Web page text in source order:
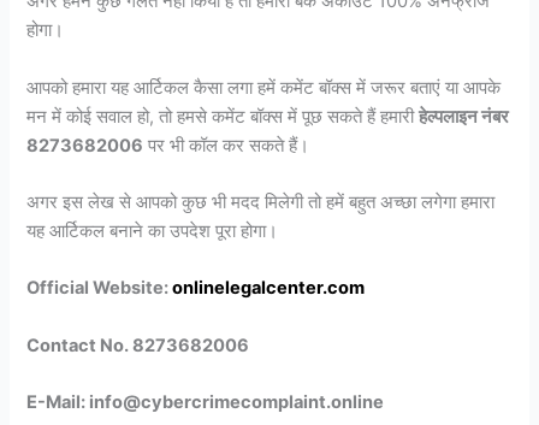
होगा।
आपको हमारा यह आर्टिकल कैसा लगा हमें कमेंट बॉक्स में जरूर बताएं या आपके
मन में कोई सवाल हो, तो हमसे कमेंट बॉक्स में पूछ सकते हैं हमारीहेल्पलाइन नंबर
8273682006 पर भी कॉल कर सकते हैं।
अगर इस लेख से आपको कुछ भी मदद मिलेगी तो हमें बहुत अच्छा लगेगा हमारा
यह आर्टिकल बनाने का उपदेश पूरा होगा।
Official Website:onlinelegalcenter.com
Contact No. 8273682006
E-Mail: info@cybercrimecomplaint.online